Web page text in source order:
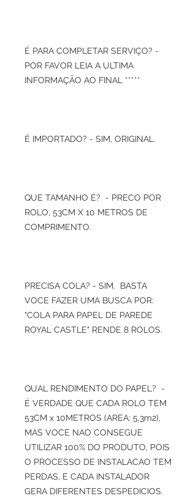
É PARA COMPLETAR SERVIÇO? -
POR FAVOR LEIA A ULTIMA
INFORMAÇÃO AO FINAL *****
É IMPORTADO? - SIM, ORIGINAL.
QUE TAMANHO É? - PRECO POR
ROLO, 53CM X 10 METROS DE
COMPRIMENTO.
PRECISA COLA? - SIM. BASTA
VOCE FAZER UMA BUSCA POR:
"COLA PARA PAPEL DE PAREDE
ROYAL CASTLE" RENDE 8 ROLOS.
QUAL RENDIMENTO DO PAPEL? -
É VERDADE QUE CADA ROLO TEM
53CM x 10METROS (AREA: 5,3m2),
MAS VOCE NAO CONSEGUE
UTILIZAR 100% DO PRODUTO, POIS
O PROCESSO DE INSTALACAO TEM
PERDAS, E CADA INSTALADOR
GERA DIFERENTES DESPEDICIOS.